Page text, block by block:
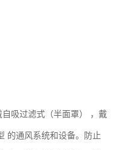
吸过滤式（半面罩） ，戴
的通风系统和设备。防止